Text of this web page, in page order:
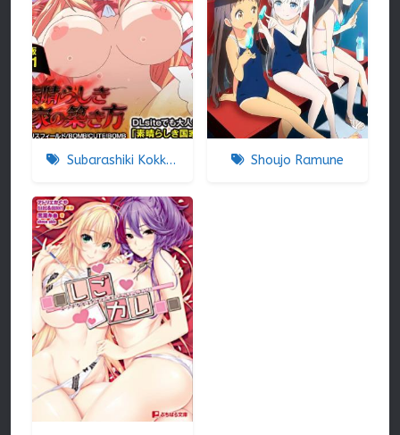
Subarashiki Kokka No Kizuki-kata Shoujo Ramune